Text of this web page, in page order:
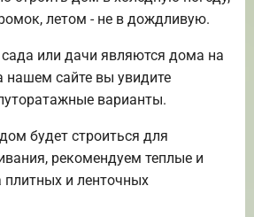
летом - не в дождливую.
или дачи являются дома на
нашем сайте вы увидите
варианты.
будет строиться для
рекомендуем теплые и
и ленточных